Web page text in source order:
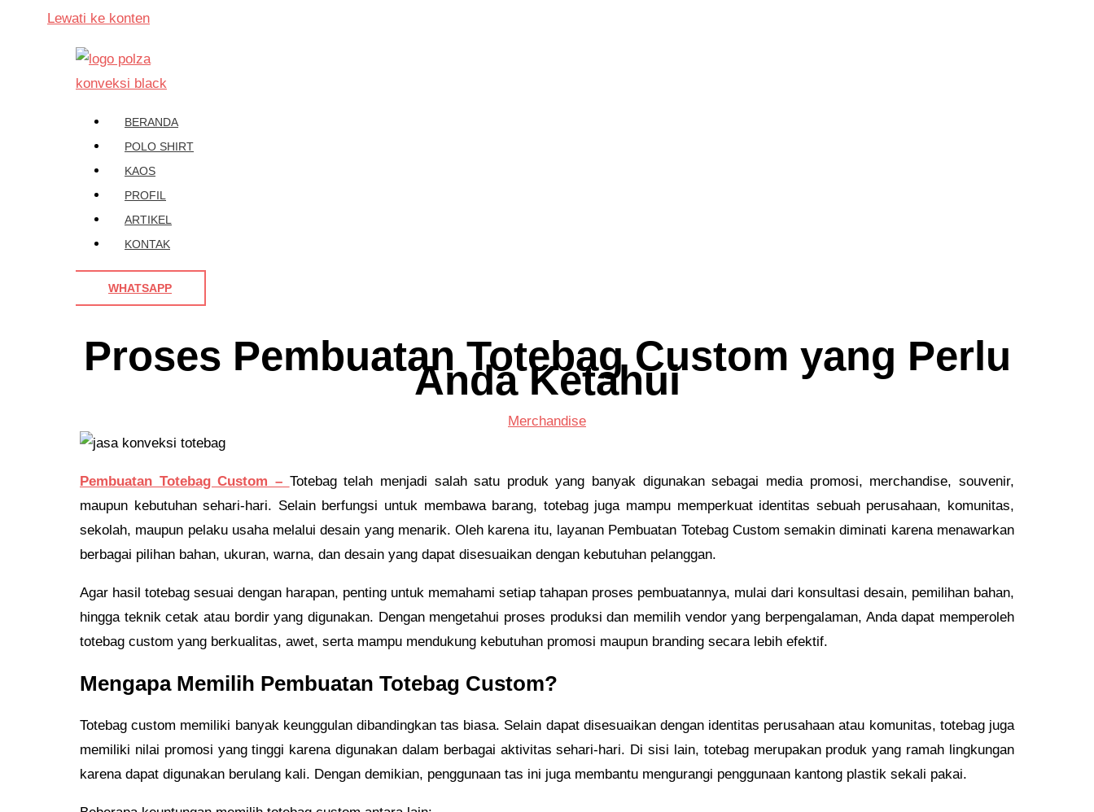
Lewati ke konten
BERANDA
POLO SHIRT
KAOS
PROFIL
ARTIKEL
KONTAK
WHATSAPP
Proses Pembuatan Totebag Custom yang Perlu
Anda Ketahui
Merchandise
Pembuatan Totebag Custom – Totebag telah menjadi salah satu produk yang banyak digunakan sebagai media promosi, merchandise, souvenir,
maupun kebutuhan sehari-hari. Selain berfungsi untuk membawa barang, totebag juga mampu memperkuat identitas sebuah perusahaan, komunitas,
sekolah, maupun pelaku usaha melalui desain yang menarik. Oleh karena itu, layanan Pembuatan Totebag Custom semakin diminati karena menawarkan
berbagai pilihan bahan, ukuran, warna, dan desain yang dapat disesuaikan dengan kebutuhan pelanggan.
Agar hasil totebag sesuai dengan harapan, penting untuk memahami setiap tahapan proses pembuatannya, mulai dari konsultasi desain, pemilihan bahan,
hingga teknik cetak atau bordir yang digunakan. Dengan mengetahui proses produksi dan memilih vendor yang berpengalaman, Anda dapat memperoleh
totebag custom yang berkualitas, awet, serta mampu mendukung kebutuhan promosi maupun branding secara lebih efektif.
Mengapa Memilih Pembuatan Totebag Custom?
Totebag custom memiliki banyak keunggulan dibandingkan tas biasa. Selain dapat disesuaikan dengan identitas perusahaan atau komunitas, totebag juga
memiliki nilai promosi yang tinggi karena digunakan dalam berbagai aktivitas sehari-hari. Di sisi lain, totebag merupakan produk yang ramah lingkungan
karena dapat digunakan berulang kali. Dengan demikian, penggunaan tas ini juga membantu mengurangi penggunaan kantong plastik sekali pakai.